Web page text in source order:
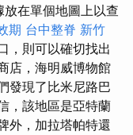
在單個地圖上以查
期 台中整脊 新竹
，則可以確切找出
店，海明威博物館
發現了比米尼路巴
，該地區是亞特蘭
外，加拉塔帕特還